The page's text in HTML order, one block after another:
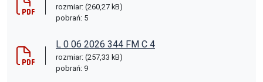
rozmiar: (260,27 kB)
pobrań: 5
L 0 06 2026 344 FM C 4
rozmiar: (257,33 kB)
pobrań: 9